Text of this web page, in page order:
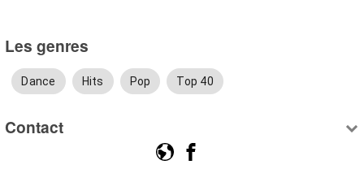
Les genres
Dance Hits Pop Top 40
Contact